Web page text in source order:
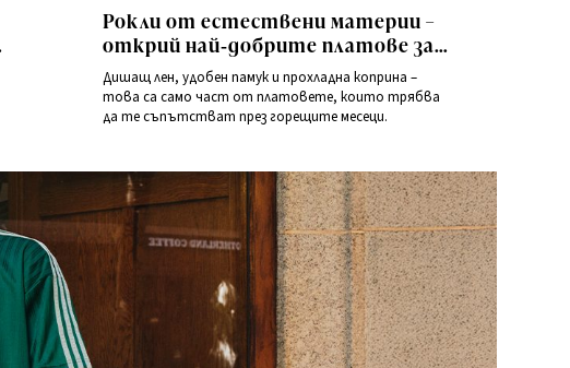
на
Рокли от естествени материи –
открий най‑добрите платове за
лятото!
Дишащ лен, удобен памук и прохладна коприна –
това са само част от платовете, които трябва
да те съпътстват през горещите месеци.